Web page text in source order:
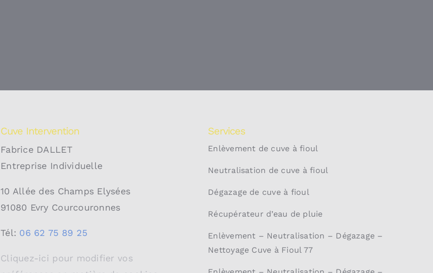
Cuve Intervention
Fabrice DALLET
Entreprise Individuelle
10 Allée des Champs Elysées
91080 Evry Courcouronnes
Tél: 06 62 75 89 25
Cliquez-ici pour modifier vos
Services
Enlèvement de cuve à fioul
Neutralisation de cuve à fioul
Dégazage de cuve à fioul
Récupérateur d’eau de pluie
Enlèvement – Neutralisation – Dégazage –
Nettoyage Cuve à Fioul 77